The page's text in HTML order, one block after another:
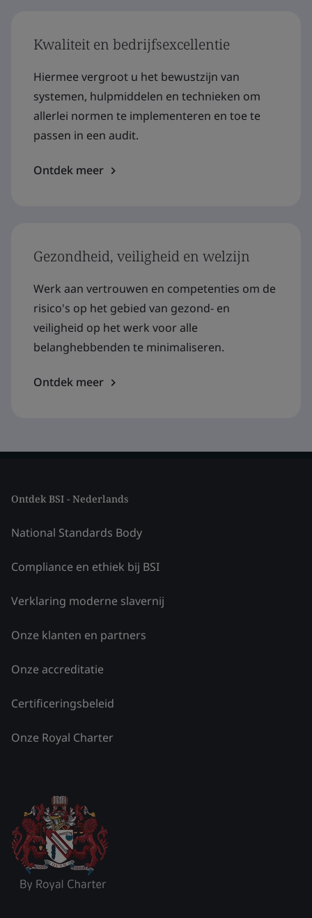
Kwaliteit en bedrijfsexcellentie
Hiermee vergroot u het bewustzijn van
systemen, hulpmiddelen en technieken om
allerlei normen te implementeren en toe te
passen in een audit.
Ontdek meer
Gezondheid, veiligheid en welzijn
Werk aan vertrouwen en competenties om de
risico's op het gebied van gezond- en
veiligheid op het werk voor alle
belanghebbenden te minimaliseren.
Ontdek meer
Ontdek BSI - Nederlands
National Standards Body
Compliance en ethiek bij BSI
Verklaring moderne slavernij
Onze klanten en partners
Onze accreditatie
Certificeringsbeleid
Onze Royal Charter